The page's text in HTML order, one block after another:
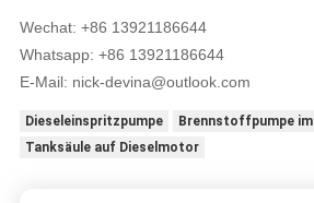
Wechat: +86 13921186644
Whatsapp: +86 13921186644
E-Mail: nick-devina@outlook.com
Dieseleinspritzpumpe
Brennstoffpumpe
Tanksäule auf Dieselmotor